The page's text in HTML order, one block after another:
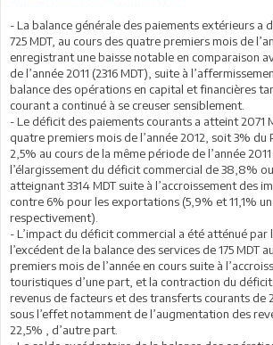
- La balance générale des paiements extérieurs a
725 MDT, au cours des quatre premiers mois de
enregistrant une baisse notable en comparaison
de l’année 2011 (2316 MDT), suite à
balance des opérations en capital et financières
courant a continué à se creuser sensiblement.
- Le déficit des paiements courants a atteint 2071
quatre premiers mois de l’année 2012, soit 3% du
2,5% au cours de la même période de l’année
l’élargissement du déficit commercial de 38,8%
atteignant 3314 MDT suite à l’accroissement des
contre 6% pour les exportations (5,9% et 11,1%
respectivement).
- L’impact du déficit commercial a été atténué par
l’excédent de la balance des services de 175 MDT
premiers mois de l’année en cours suite à
touristiques d’une part, et la contraction du
revenus de facteurs et des transferts courants de
sous l’effet notamment de l’augmentation des
22,5% , d’autre part.